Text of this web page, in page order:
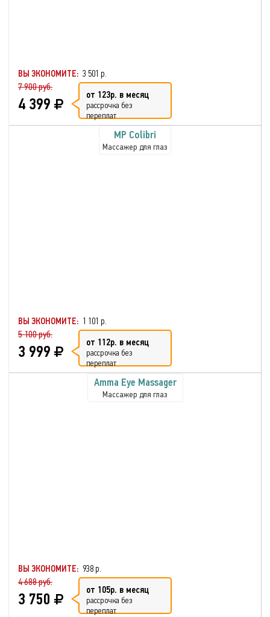
ВЫ ЭКОНОМИТЕ: 3 501 р.
7 900 руб.
4 399 от 123р. в месяц
рассрочка без
переплат
MP Colibri
Массажер для глаз
ВЫ ЭКОНОМИТЕ: 1 101 р.
5 100 руб.
3 999 от 112р. в месяц
рассрочка без
переплат
Amma Eye Massager
Массажер для глаз
ВЫ ЭКОНОМИТЕ: 938 р.
4 688 руб.
3 750 от 105р. в месяц
рассрочка без
переплат